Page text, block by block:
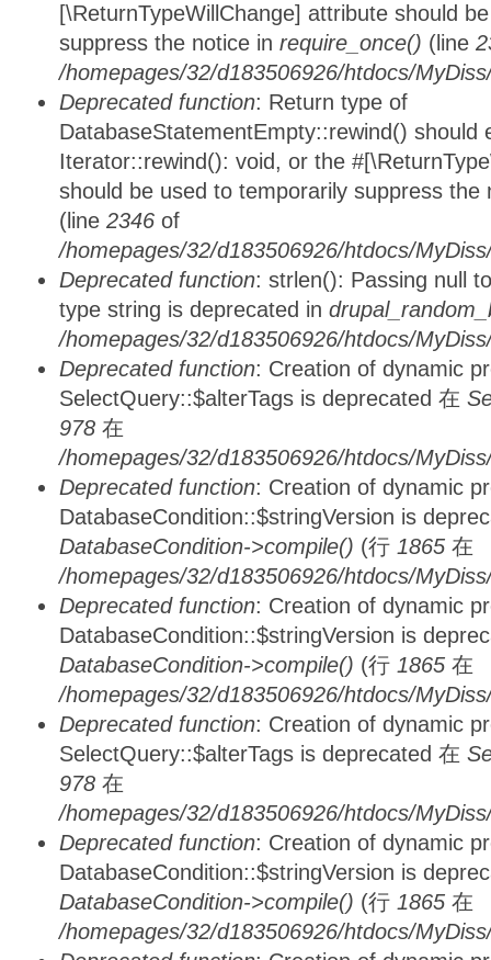
[\ReturnTypeWillChange] attribute should
suppress the notice in require_once() (line
/homepages/32/d183506926/htdocs/
Deprecated function: Return type of
DatabaseStatementEmpty::rewind() should
Iterator::rewind(): void, or the
should be used to temporarily suppress
(line 2346 of
/homepages/32/d183506926/htdocs/
Deprecated function: strlen(): Passing null
type string is deprecated in
/homepages/32/d183506926/htdocs/
Deprecated function: Creation of dynamic
SelectQuery::$alterTags is deprecated 在
978 在
/homepages/32/d183506926/htdocs/
Deprecated function: Creation of dynamic
DatabaseCondition::$stringVersion is
DatabaseCondition->compile() (行 1865 在
/homepages/32/d183506926/htdocs/
Deprecated function: Creation of dynamic
DatabaseCondition::$stringVersion is
DatabaseCondition->compile() (行 1865 在
/homepages/32/d183506926/htdocs/
Deprecated function: Creation of dynamic
SelectQuery::$alterTags is deprecated 在
978 在
/homepages/32/d183506926/htdocs/
Deprecated function: Creation of dynamic
DatabaseCondition::$stringVersion is
DatabaseCondition->compile() (行 1865 在
/homepages/32/d183506926/htdocs/